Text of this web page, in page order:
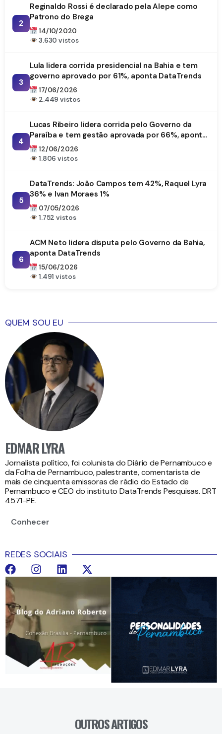
2
Reginaldo Rossi é declarado pela Alepe como
Patrono do Brega
14/10/2020
3.630 vistos
3
Lula lidera corrida presidencial na Bahia e tem
governo aprovado por 61%, aponta DataTrends
17/06/2026
2.449 vistos
4
Lucas Ribeiro lidera corrida pelo Governo da
Paraíba e tem gestão aprovada por 66%, aponta
DataTrends
12/06/2026
1.806 vistos
5
DataTrends: João Campos tem 42%, Raquel Lyra
36% e Ivan Moraes 1%
07/05/2026
1.752 vistos
6
ACM Neto lidera disputa pelo Governo da Bahia,
aponta DataTrends
15/06/2026
1.491 vistos
QUEM SOU EU
EDMAR LYRA
Jornalista político, foi colunista do Diário de Pernambuco e
da Folha de Pernambuco, palestrante, comentarista de
mais de cinquenta emissoras de rádio do Estado de
Pernambuco e CEO do instituto DataTrends Pesquisas. DRT
4571-PE.
Conhecer
REDES SOCIAIS
OUTROS ARTIGOS